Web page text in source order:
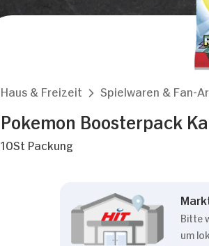
Haus & Freizeit Spielwaren & Fan-
Pokemon Boosterpack
10St Packung
Bitte
um